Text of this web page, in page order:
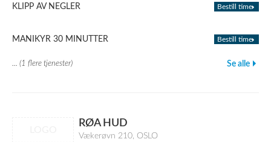
KLIPP AV NEGLER Bestill time
MANIKYR 30 MINUTTER Bestill time
... (1 flere tjenester) Se alle
RØA HUD
Vækerøvn 210, OSLO